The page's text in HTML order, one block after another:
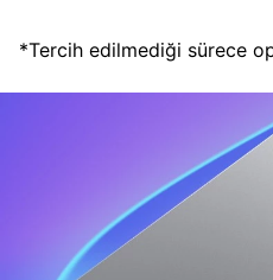
*Tercih edilmediği sürece